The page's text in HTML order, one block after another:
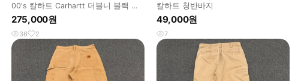
00's 칼하트 Carhartt 더블니 블랙 하
드페이딩
275,000원
36 2
칼하트 청반바지
49,000원
7